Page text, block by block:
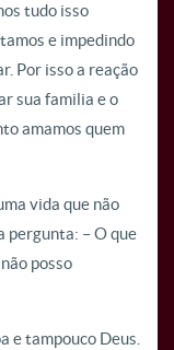
tudo isso
e impedindo
Por isso a reação
sua familia e o
amamos quem
vida que não
pergunta: – O que
posso
tampouco Deus.